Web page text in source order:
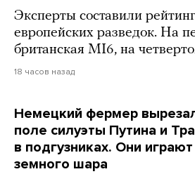
Эксперты составили
европейских разведок. На
британская MI6, на
18 часов назад
Немецкий фермер
поле силуэты Путина и
в подгузниках. Они
земного шара